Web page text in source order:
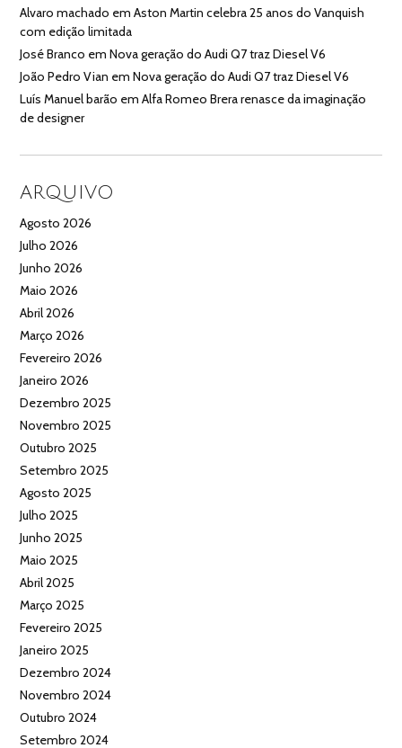
Alvaro machado emAston Martin celebra 25 anos do Vanquish
com edição limitada
José Branco emNova geração do Audi Q7 traz Diesel V6
João Pedro Vian emNova geração do Audi Q7 traz Diesel V6
Luís Manuel barão emAlfa Romeo Brera renasce da imaginação
de designer
ARQUIVO
Agosto 2026
Julho 2026
Junho 2026
Maio 2026
Abril 2026
Março 2026
Fevereiro 2026
Janeiro 2026
Dezembro 2025
Novembro 2025
Outubro 2025
Setembro 2025
Agosto 2025
Julho 2025
Junho 2025
Maio 2025
Abril 2025
Março 2025
Fevereiro 2025
Janeiro 2025
Dezembro 2024
Novembro 2024
Outubro 2024
Setembro 2024